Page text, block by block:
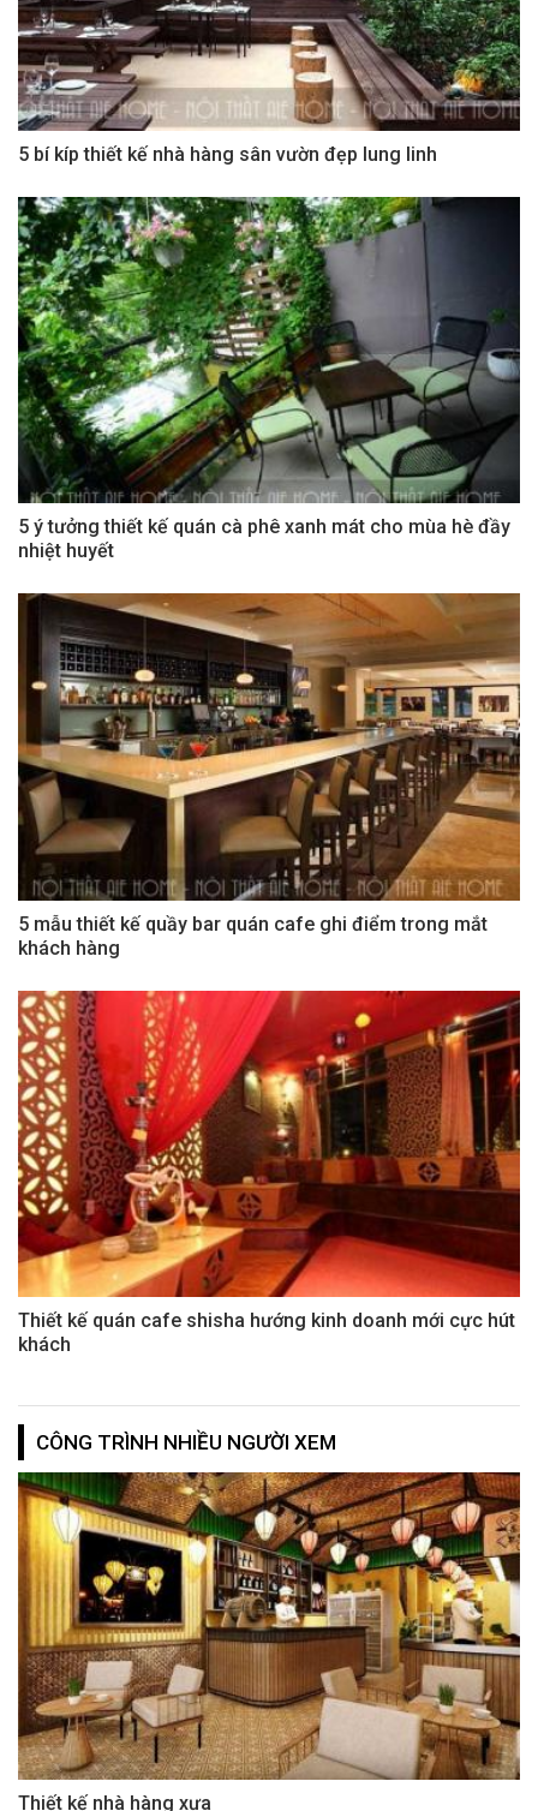
5 bí kíp thiết kế nhà hàng sân vườn đẹp lung linh
5 ý tưởng thiết kế quán cà phê xanh mát cho mùa hè đầy
nhiệt huyết
5 mẫu thiết kế quầy bar quán cafe ghi điểm trong mắt
khách hàng
Thiết kế quán cafe shisha hướng kinh doanh mới cực hút
khách
CÔNG TRÌNH NHIỀU NGƯỜI XEM
Thiết kế nhà hàng xưa